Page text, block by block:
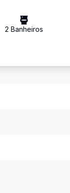
2 Banheiros